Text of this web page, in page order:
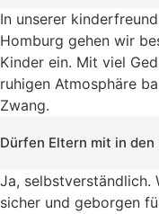
In unserer
Homburg gehen wir
Kinder ein. Mit viel
ruhigen Atmosphäre
Zwang.
Dürfen Eltern mit in den
Ja, selbstverständlich.
sicher und geborgen